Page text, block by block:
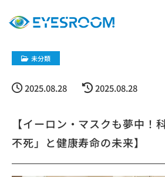
未分類
2025.08.28 2025.08.28
【イーロン・マスクも夢中！
不死」と健康寿命の未来】